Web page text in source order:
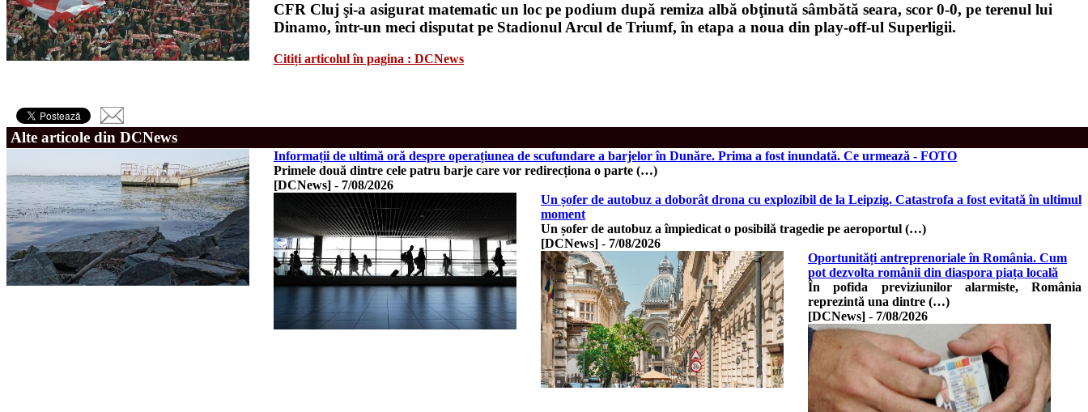
CFR Cluj şi-a asigurat matematic un loc pe podium după remiza albă obţinută sâmbătă seara, scor 0-0, pe terenul lui
Dinamo, într-un meci disputat pe Stadionul Arcul de Triumf, în etapa a noua din play-off-ul Superligii.
Citiți articolul în pagina : DCNews
Alte articole din DCNews
Informații de ultimă oră despre operațiunea de scufundare a barjelor în Dunăre. Prima a fost inundată. Ce urmează - FOTO
Primele două dintre cele patru barje care vor redirecționa o parte (…)
[DCNews] - 7/08/2026
Un șofer de autobuz a doborât drona cu explozibil de la Leipzig. Catastrofa a fost evitată în ultimul
moment
Un șofer de autobuz a împiedicat o posibilă tragedie pe aeroportul (…)
[DCNews] - 7/08/2026
Oportunități antreprenoriale în România. Cum
pot dezvolta românii din diaspora piața locală
În pofida previziunilor alarmiste, România
reprezintă una dintre (…)
[DCNews] - 7/08/2026